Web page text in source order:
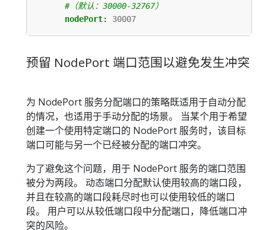
#（默认：30000-32767）
nodePort: 30007
预留 NodePort 端口范围以避免发生冲突
为 NodePort 服务分配端口的策略既适用于自动分配
的情况，也适用于手动分配的场景。 当某个用于希望
创建一个使用特定端口的 NodePort 服务时，该目标
端口可能与另一个已经被分配的端口冲突。
为了避免这个问题，用于 NodePort 服务的端口范围
被分为两段。 动态端口分配默认使用较高的端口段，
并且在较高的端口段耗尽时也可以使用较低的端口
段。 用户可以从较低端口段中分配端口，降低端口冲
突的风险。